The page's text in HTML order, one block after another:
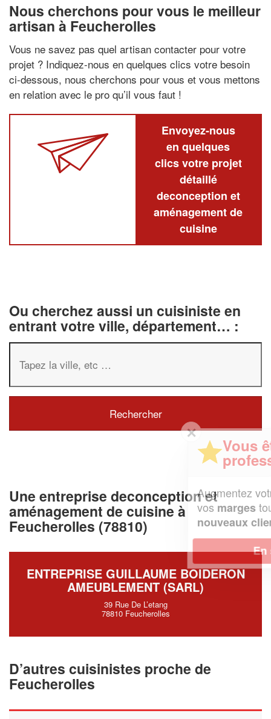
Nous cherchons pour vous le meilleur
artisan à Feucherolles
Vous ne savez pas quel artisan contacter pour votre
projet ? Indiquez-nous en quelques clics votre besoin
ci-dessous, nous cherchons pour vous et vous mettons
en relation avec le pro qu’il vous faut !
Envoyez-nous
en quelques
clics votre projet
détaillé
deconception et
aménagement de
cuisine
Ou cherchez aussi un cuisiniste en
entrant votre ville, département… :
Une entreprise deconception et
aménagement de cuisine à
Feucherolles (78810)
ENTREPRISE GUILLAUME BOIDERON
AMEUBLEMENT (SARL)
39 Rue De L’etang
78810 Feucherolles
D’autres cuisinistes proche de
Feucherolles
✕
Vous êtes un
professionnel ?
Augmentez votrechiffre d'affaires et
vos margestout en gagnant de
nouveaux clients!
En savoir plus